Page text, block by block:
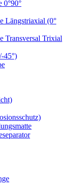
0°90°
Längstriaxial (0°
Transversal Trixial
45°)